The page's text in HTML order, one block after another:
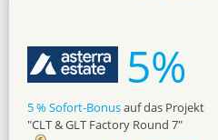
5%
5 % Sofort-Bonusauf das Projekt
"CLT & GLT Factory Round 7"